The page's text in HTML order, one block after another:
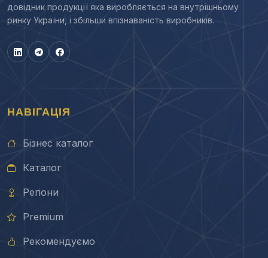
довідник продукції яка виробляється на внутрішньому
ринку України, і збільши впізнаваність виробників.
НАВІГАЦІЯ
Бізнес каталог
Каталог
Регіони
Premium
Рекомендуємо